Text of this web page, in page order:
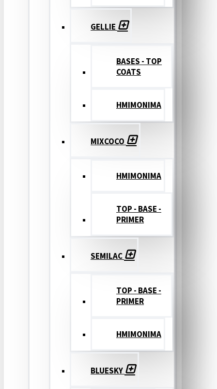
GELLIE
BASES - TOP
COATS
ΗΜΙΜΟΝΙΜΑ
MIXCOCO
HMIMONIMA
TOP - BASE -
PRIMER
SEMILAC
TOP - BASE -
PRIMER
ΗΜΙΜΟΝΙΜΑ
BLUESKY